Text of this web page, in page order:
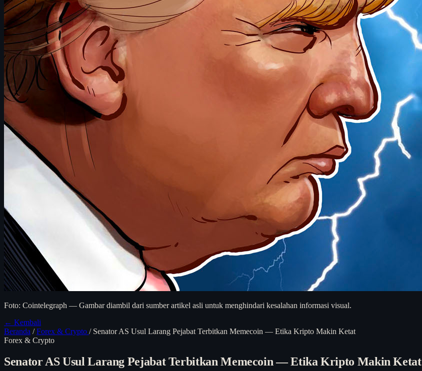
Foto: Cointelegraph — Gambar diambil dari sumber artikel asli untuk menghindari kesalahan informasi visual.
← Kembali
Beranda / Forex & Crypto / Senator AS Usul Larang Pejabat Terbitkan Memecoin — Etika Kripto Makin Ketat
Forex & Crypto
Senator AS Usul Larang Pejabat Terbitkan Memecoin — Etika Kripto Makin Ketat